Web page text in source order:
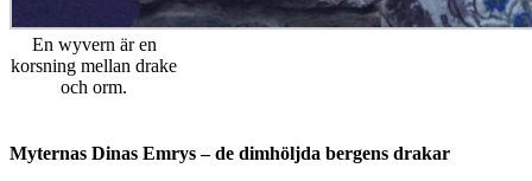
En wyvern är en
korsning mellan drake
och orm.
Myternas Dinas Emrys – de dimhöljda bergens drakar